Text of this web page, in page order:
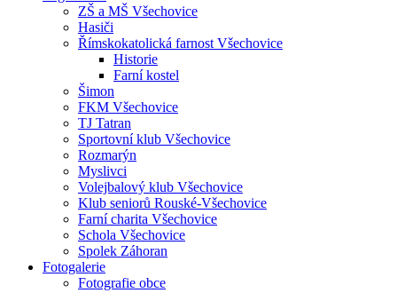
ZŠ a MŠ Všechovice
Hasiči
Římskokatolická farnost Všechovice
Historie
Farní kostel
Šimon
FKM Všechovice
TJ Tatran
Sportovní klub Všechovice
Rozmarýn
Myslivci
Volejbalový klub Všechovice
Klub seniorů Rouské-Všechovice
Farní charita Všechovice
Schola Všechovice
Spolek Záhoran
Fotogalerie
Fotografie obce